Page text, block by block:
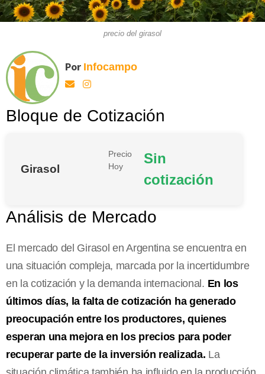
precio del girasol
Por Infocampo
Bloque de Cotización
Girasol
Precio
Hoy
Sin
cotización
Análisis de Mercado
El mercado del Girasol en Argentina se encuentra en
una situación compleja, marcada por la incertidumbre
en la cotización y la demanda internacional. En los
últimos días, la falta de cotización ha generado
preocupación entre los productores, quienes
esperan una mejora en los precios para poder
recuperar parte de la inversión realizada. La